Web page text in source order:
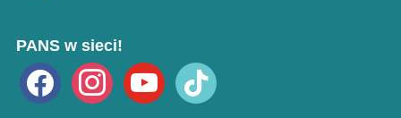
PANS w sieci!
facebook instagramyoutube tiktok